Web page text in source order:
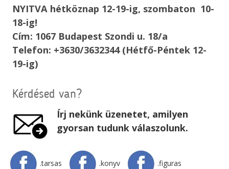
NYITVA hétköznap 12-19-ig, szombaton 10-
18-ig!
Cím: 1067 Budapest Szondi u. 18/a
Telefon: +3630/3632344 (Hétfő-Péntek 12-
19-ig)
Kérdésed van?
Írj nekünk üzenetet, amilyen
gyorsan tudunk válaszolunk.
.tarsas .konyv .figuras